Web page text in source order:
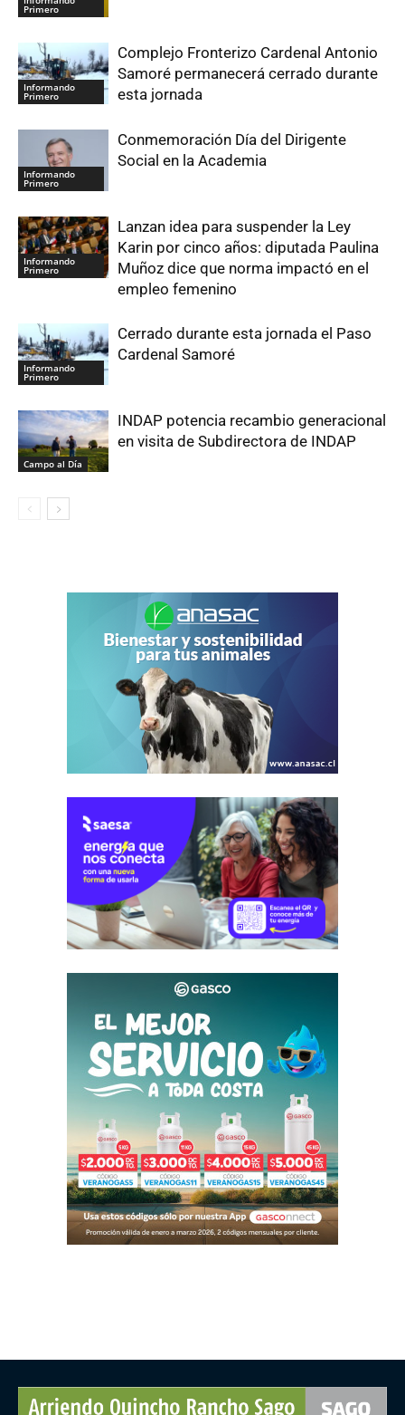
Primero
Informando
Primero
Complejo Fronterizo Cardenal Antonio
Samoré permanecerá cerrado durante
esta jornada
Informando
Primero
Conmemoración Día del Dirigente
Social en la Academia
Informando
Primero
Lanzan idea para suspender la Ley
Karin por cinco años: diputada Paulina
Muñoz dice que norma impactó en el
empleo femenino
Informando
Primero
Cerrado durante esta jornada el Paso
Cardenal Samoré
Campo al Día
INDAP potencia recambio generacional
en visita de Subdirectora de INDAP